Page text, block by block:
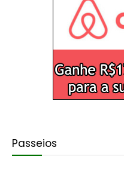
Passeios